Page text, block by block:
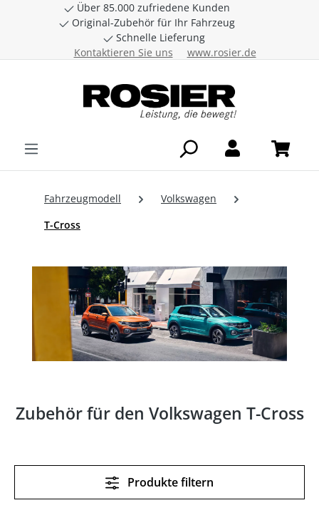
Zum Hauptinhalt springen
Über 85.000 zufriedene Kunden
Original-Zubehör für Ihr Fahrzeug
Schnelle Lieferung
Kontaktieren Sie uns
www.rosier.de
Fahrzeugmodell
Volkswagen
T-Cross
Bildergalerie überspringen
Zubehör für den Volkswagen T-Cross
Produkte filtern